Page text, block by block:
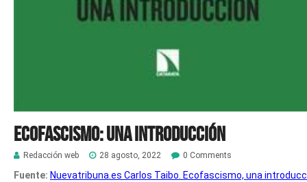
Ecofascismo: Una introducción
Redacción web 28 agosto, 2022 0 Comments
Fuente: Nuevatribuna.es Carlos Taibo. Ecofascismo, una